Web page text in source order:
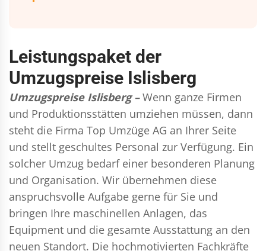
Leistungspaket der
Umzugspreise Islisberg
Umzugspreise Islisberg – Wenn ganze Firmen
und Produktionsstätten umziehen müssen, dann
steht die Firma Top Umzüge AG an Ihrer Seite
und stellt geschultes Personal zur Verfügung. Ein
solcher Umzug bedarf einer besonderen Planung
und Organisation. Wir übernehmen diese
anspruchsvolle Aufgabe gerne für Sie und
bringen Ihre maschinellen Anlagen, das
Equipment und die gesamte Ausstattung an den
neuen Standort. Die hochmotivierten Fachkräfte